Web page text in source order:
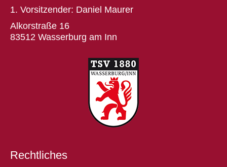
1. Vorsitzender: Daniel Maurer
Alkorstraße 16
83512 Wasserburg am Inn
Rechtliches